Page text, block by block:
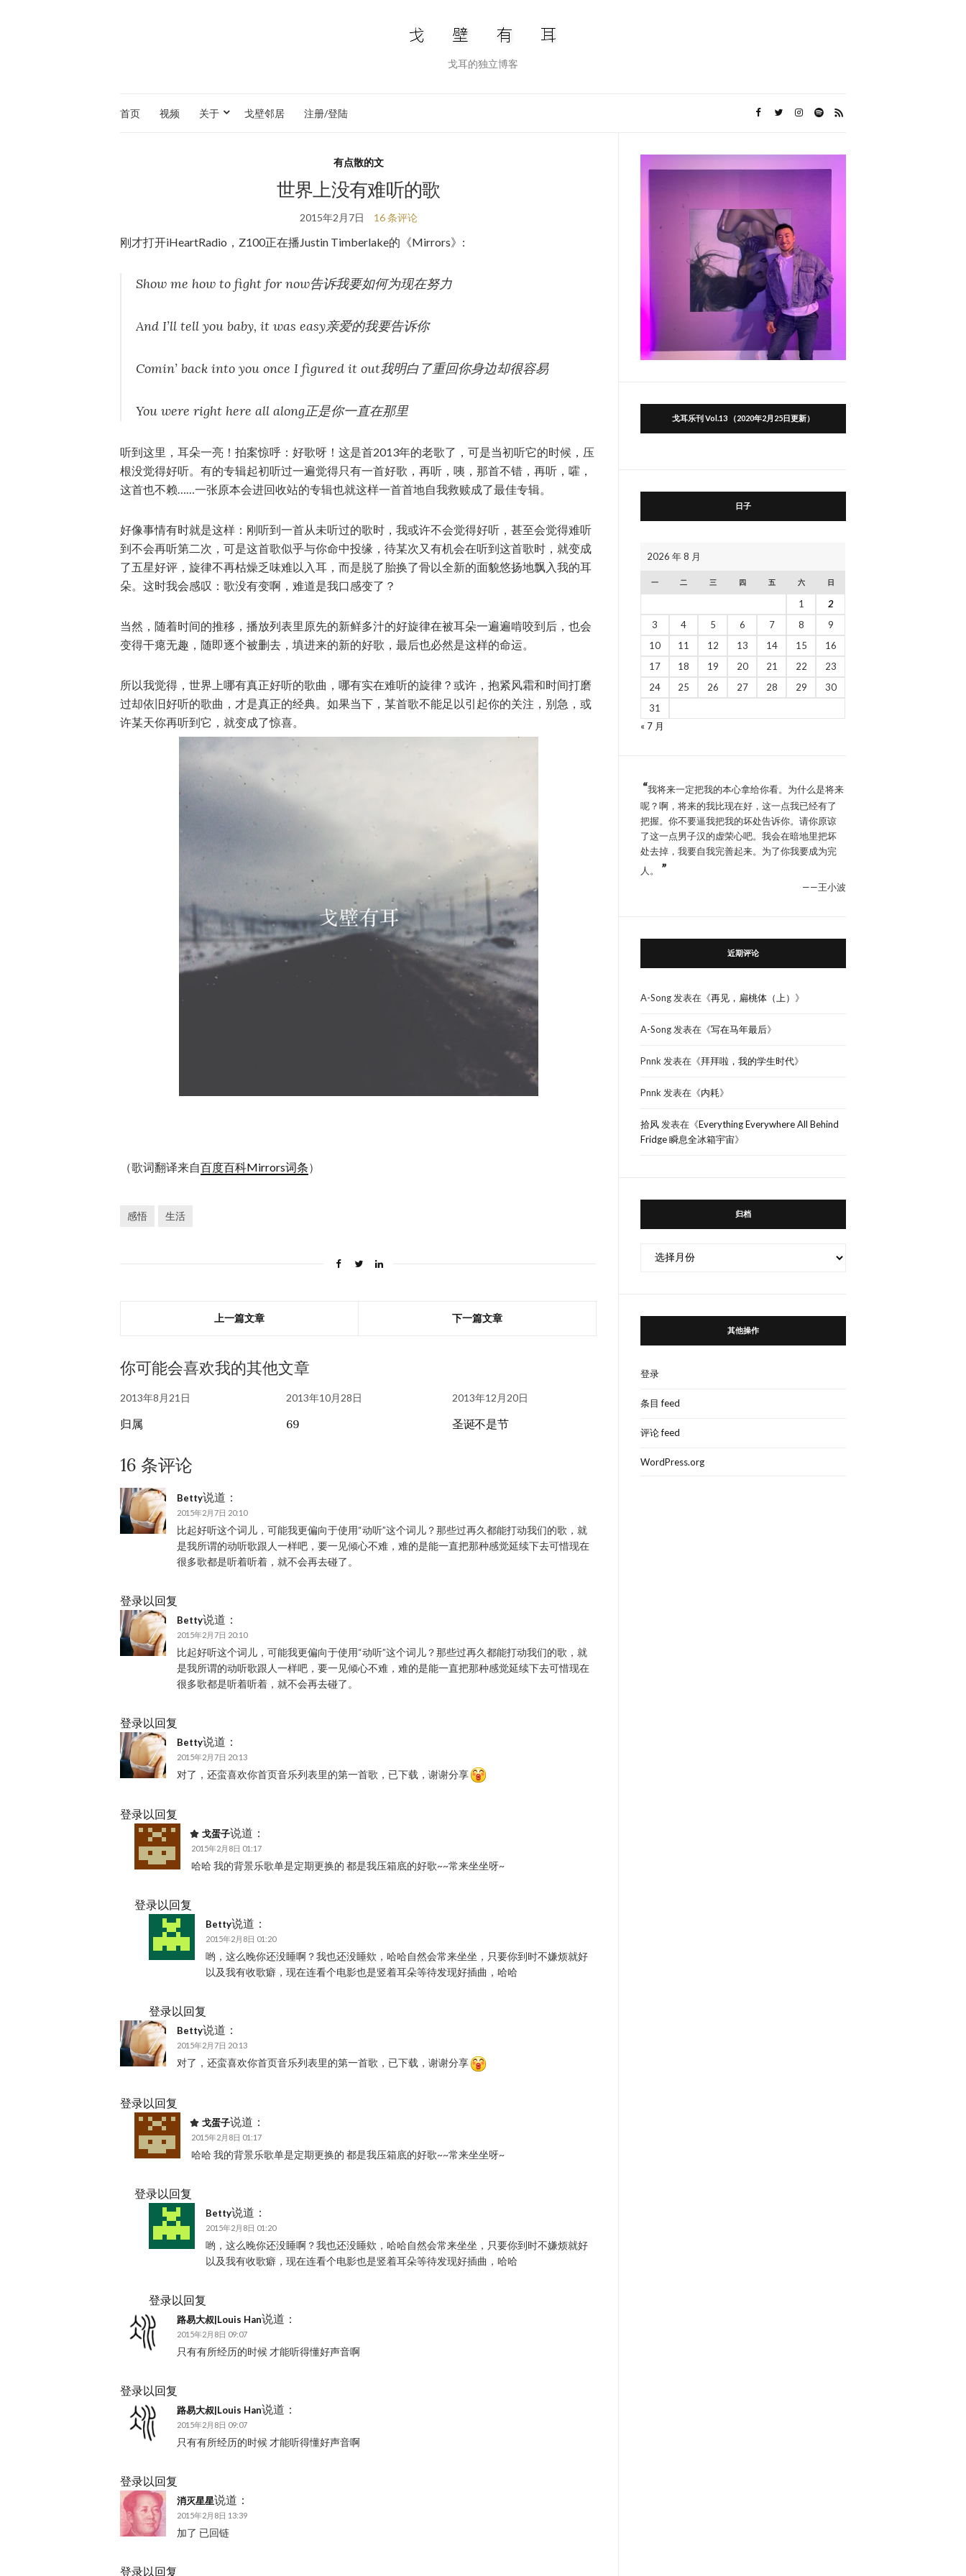
戈耳的独立博客
首页 视频 关于 戈壁邻居 注册/登陆
有点散的文
世界上没有难听的歌
2015年2月7日 16 条评论
刚才打开iHeartRadio，Z100正在播Justin Timberlake的《Mirrors》:
Show me how to fight for now告诉我要如何为现在努力
And I’ll tell you baby, it was easy亲爱的我要告诉你
Comin’ back into you once I figured it out我明白了重回你身边却很容易
You were right here all along正是你一直在那里
听到这里，耳朵一亮！拍案惊呼：好歌呀！这是首2013年的老歌了，可是当初听它的时候，压
根没觉得好听。有的专辑起初听过一遍觉得只有一首好歌，再听，咦，那首不错，再听，嚯，
这首也不赖……一张原本会进回收站的专辑也就这样一首首地自我救赎成了最佳专辑。
好像事情有时就是这样：刚听到一首从未听过的歌时，我或许不会觉得好听，甚至会觉得难听
到不会再听第二次，可是这首歌似乎与你命中投缘，待某次又有机会在听到这首歌时，就变成
了五星好评，旋律不再枯燥乏味难以入耳，而是脱了胎换了骨以全新的面貌悠扬地飘入我的耳
朵。这时我会感叹：歌没有变啊，难道是我口感变了？
当然，随着时间的推移，播放列表里原先的新鲜多汁的好旋律在被耳朵一遍遍啃咬到后，也会
变得干瘪无趣，随即逐个被删去，填进来的新的好歌，最后也必然是这样的命运。
所以我觉得，世界上哪有真正好听的歌曲，哪有实在难听的旋律？或许，抱紧风霜和时间打磨
过却依旧好听的歌曲，才是真正的经典。如果当下，某首歌不能足以引起你的关注，别急，或
许某天你再听到它，就变成了惊喜。
（歌词翻译来自百度百科Mirrors词条）
感悟 生活
上一篇文章 下一篇文章
你可能会喜欢我的其他文章
2013年8月21日
归属
2013年10月28日
69
2013年12月20日
圣诞不是节
16 条评论
Betty说道：
2015年2月7日 20:10
比起好听这个词儿，可能我更偏向于使用“动听”这个词儿？那些过再久都能打动我们的歌，就
是我所谓的动听歌跟人一样吧，要一见倾心不难，难的是能一直把那种感觉延续下去可惜现在
很多歌都是听着听着，就不会再去碰了。
登录以回复
Betty说道：
2015年2月7日 20:10
比起好听这个词儿，可能我更偏向于使用“动听”这个词儿？那些过再久都能打动我们的歌，就
是我所谓的动听歌跟人一样吧，要一见倾心不难，难的是能一直把那种感觉延续下去可惜现在
很多歌都是听着听着，就不会再去碰了。
登录以回复
Betty说道：
2015年2月7日 20:13
对了，还蛮喜欢你首页音乐列表里的第一首歌，已下载，谢谢分享
登录以回复
戈蛋子说道：
2015年2月8日 01:17
哈哈 我的背景乐歌单是定期更换的 都是我压箱底的好歌~~常来坐坐呀~
登录以回复
Betty说道：
2015年2月8日 01:20
哟，这么晚你还没睡啊？我也还没睡欸，哈哈自然会常来坐坐，只要你到时不嫌烦就好
以及我有收歌癖，现在连看个电影也是竖着耳朵等待发现好插曲，哈哈
登录以回复
Betty说道：
2015年2月7日 20:13
对了，还蛮喜欢你首页音乐列表里的第一首歌，已下载，谢谢分享
登录以回复
戈蛋子说道：
2015年2月8日 01:17
哈哈 我的背景乐歌单是定期更换的 都是我压箱底的好歌~~常来坐坐呀~
登录以回复
Betty说道：
2015年2月8日 01:20
哟，这么晚你还没睡啊？我也还没睡欸，哈哈自然会常来坐坐，只要你到时不嫌烦就好
以及我有收歌癖，现在连看个电影也是竖着耳朵等待发现好插曲，哈哈
登录以回复
路易大叔|Louis Han说道：
2015年2月8日 09:07
只有有所经历的时候 才能听得懂好声音啊
登录以回复
路易大叔|Louis Han说道：
2015年2月8日 09:07
只有有所经历的时候 才能听得懂好声音啊
登录以回复
消灭星星说道：
2015年2月8日 13:39
加了 已回链
登录以回复
戈耳乐刊 Vol.13 （2020年2月25日更新）
日子
2026 年 8 月
一 二 三 四 五 六 日
1
2
3
4 5 6 7 8
9
10
11 12 13 14 15
16
17
18 19 20 21 22
23
24
25 26 27 28 29
30
31
« 7 月
“我将来一定把我的本心拿给你看。为什么是将来
呢？啊，将来的我比现在好，这一点我已经有了
把握。你不要逼我把我的坏处告诉你。请你原谅
了这一点男子汉的虚荣心吧。我会在暗地里把坏
处去掉，我要自我完善起来。为了你我要成为完
人。
”
——王小波
近期评论
A-Song 发表在《再见，扁桃体（上） 》
A-Song 发表在《写在马年最后》
Pnnk 发表在《拜拜啦，我的学生时代》
Pnnk 发表在《内耗》
拾风 发表在《Everything Everywhere All Behind
Fridge 瞬息全冰箱宇宙》
归档
其他操作
登录
条目 feed
评论 feed
WordPress.org